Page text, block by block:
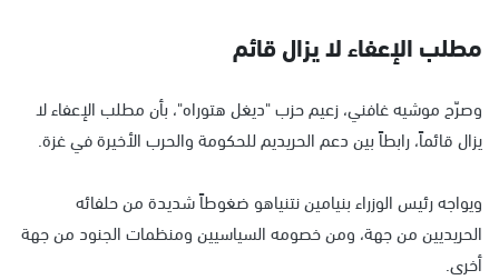
مطلب الإعفاء لا يزال قائم
وصرّح موشيه غافني، زعيم حزب "ديغل هتوراه"، بأن مطلب الإعفاء لا
يزال قائماً، رابطاً بين دعم الحريديم للحكومة والحرب الأخيرة في غزة.
ويواجه رئيس الوزراء بنيامين نتنياهو ضغوطاً شديدة من حلفائه
الحريديين من جهة، ومن خصومه السياسيين ومنظمات الجنود من جهة
أخرى.